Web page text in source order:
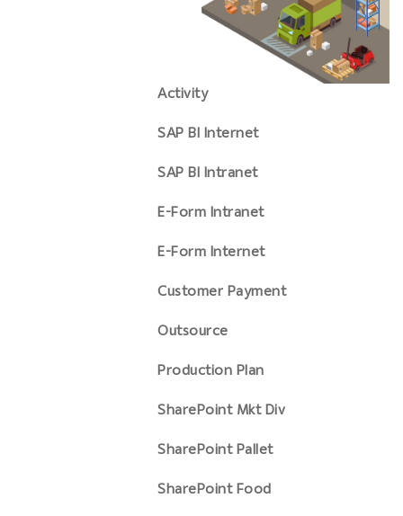
Activity
SAP BI Internet
SAP BI Intranet
E-Form Intranet
E-Form Internet
Customer Payment
Outsource
Production Plan
SharePoint Mkt Div
SharePoint Pallet
SharePoint Food